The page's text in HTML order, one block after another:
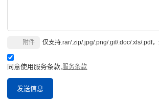
仅支持.rar/.zip/.jpg/.png/.gif/.doc/.xls/.pdf
附件
同意使用服务条款, 服务条款
发送信息